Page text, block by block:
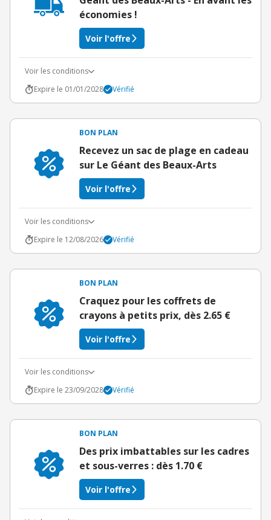
économies !
Voir l'offre
Voir les conditions
Expire le 01/01/2028
Vérifié
BON PLAN
Recevez un sac de plage en cadeau
sur Le Géant des Beaux-Arts
Voir l'offre
Voir les conditions
Expire le 12/08/2026
Vérifié
BON PLAN
Craquez pour les coffrets de
crayons à petits prix, dès 2.65 €
Voir l'offre
Voir les conditions
Expire le 23/09/2028
Vérifié
BON PLAN
Des prix imbattables sur les cadres
et sous-verres : dès 1.70 €
Voir l'offre